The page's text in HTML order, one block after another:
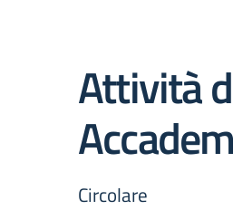
Attività
Circolare